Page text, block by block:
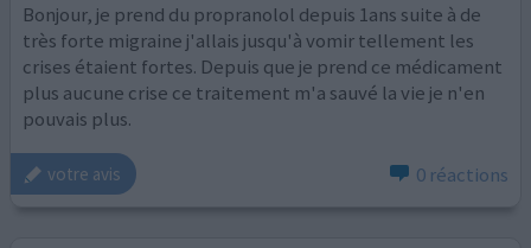
Bonjour, je prend du propranolol depuis 1ans suite à de
très forte migraine j'allais jusqu'à vomir tellement les
crises étaient fortes. Depuis que je prend ce médicament
plus aucune crise ce traitement m'a sauvé la vie je n'en
pouvais plus.
votre avis 0 réactions